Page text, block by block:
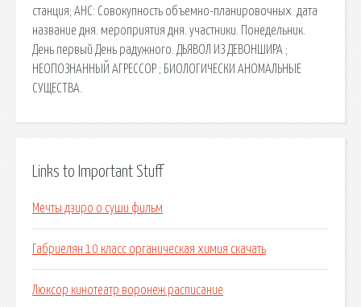
станция; АНС: Совокупность объемно-планировочных. дата
название дня. мероприятия дня. участники. Понедельник.
День первый День радужного. ДЬЯВОЛ ИЗ ДЕВОНШИРА ;
НЕОПОЗНАННЫЙ АГРЕССОР ; БИОЛОГИЧЕСКИ АНОМАЛЬНЫЕ
СУЩЕСТВА.
Links to Important Stuff
Мечты дзиро о суши фильм
Габриелян 10 класс органическая химия скачать
Люксор кинотеатр воронеж расписание